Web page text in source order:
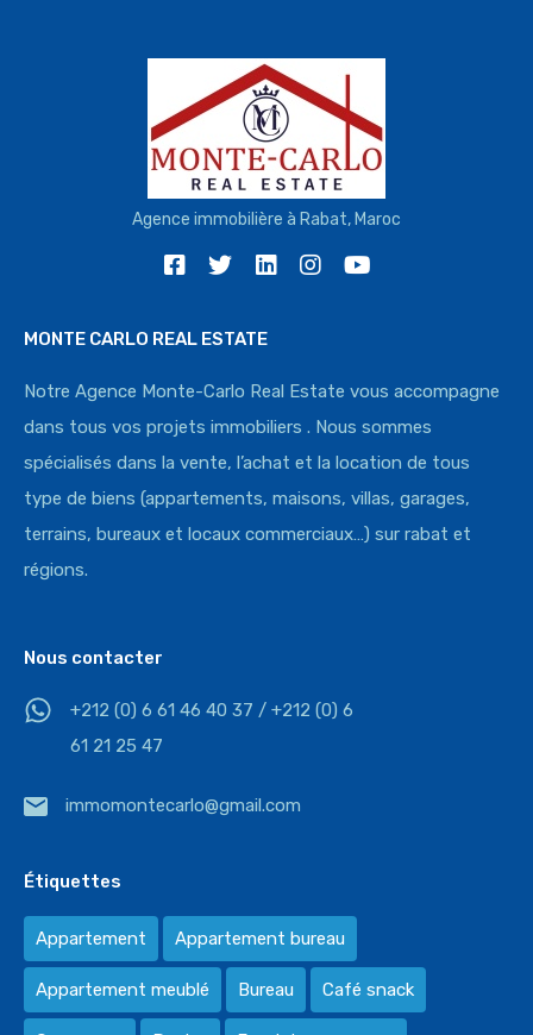
Agence immobilière à Rabat, Maroc
MONTE CARLO REAL ESTATE
Notre Agence Monte-Carlo Real Estate vous accompagne
dans tous vos projets immobiliers . Nous sommes
spécialisés dans la vente, l’achat et la location de tous
type de biens (appartements, maisons, villas, garages,
terrains, bureaux et locaux commerciaux…) sur rabat et
régions.
Nous contacter
+212 (0) 6 61 46 40 37 / +212 (0) 6
61 21 25 47
immomontecarlo@gmail.com
Étiquettes
Appartement Appartement bureau
Appartement meublé Bureau Café snack